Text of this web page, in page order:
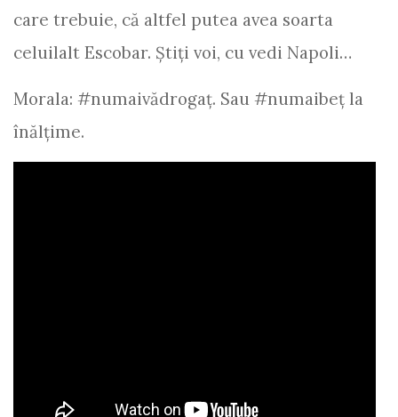
care trebuie, că altfel putea avea soarta
celuilalt Escobar. Ştiţi voi, cu vedi Napoli…
Morala: #numaivădrogaţ. Sau #numaibeţ la
înălţime.